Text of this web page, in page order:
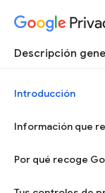
Descripción
Introducción
Información que
Por qué recoge